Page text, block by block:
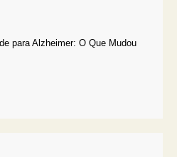
para Alzheimer: O Que Mudou